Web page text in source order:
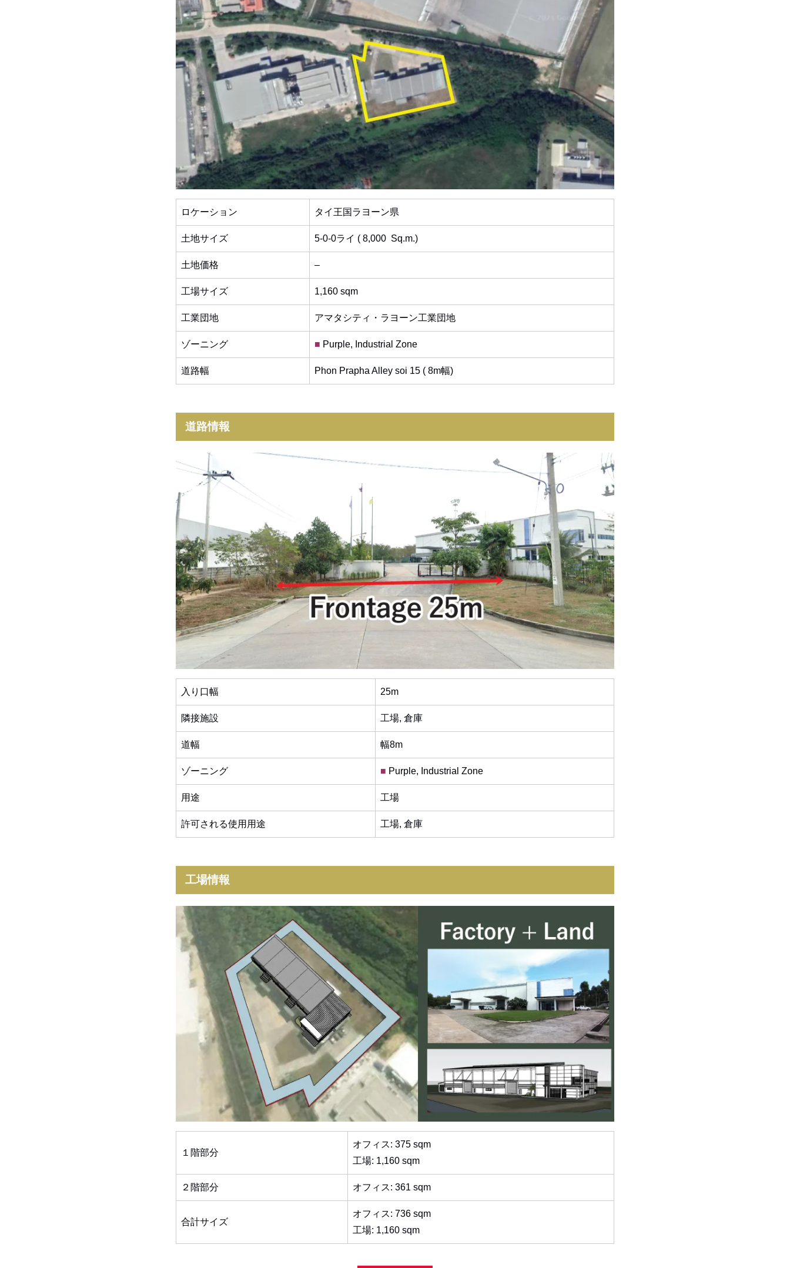
ロケーション タイ王国ラヨーン県
土地サイズ 5-0-0ライ ( 8,000 Sq.m.)
土地価格 –
工場サイズ 1,160 sqm
工業団地 アマタシティ・ラヨーン工業団地
ゾーニング ■ Purple, Industrial Zone
道路幅 Phon Prapha Alley soi 15 ( 8m幅)
道路情報
入り口幅 25m
隣接施設 工場, 倉庫
道幅 幅8m
ゾーニング ■ Purple, Industrial Zone
用途 工場
許可される使用用途 工場, 倉庫
工場情報
１階部分
オフィス: 375 sqm
工場: 1,160 sqm
２階部分 オフィス: 361 sqm
合計サイズ
オフィス: 736 sqm
工場: 1,160 sqm